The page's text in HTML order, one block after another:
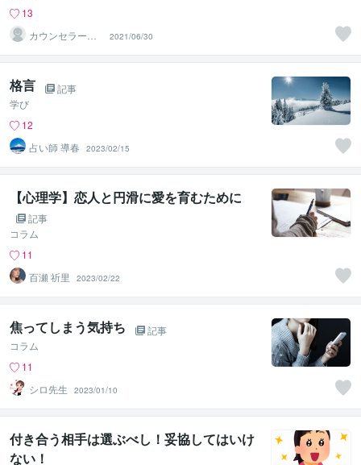
13
カウンセラー佐
藤愛
2021/06/30
格言
記事
学び
12
占い師 導春
2023/02/15
【心理学】恋人と円滑に愛を育むために
記事
コラム
11
百瀬 祈里
2023/02/22
焦ってしまう気持ち
記事
コラム
11
シロ先生
2023/01/10
付き合う相手は選ぶべし！妥協してはいけ
ない！